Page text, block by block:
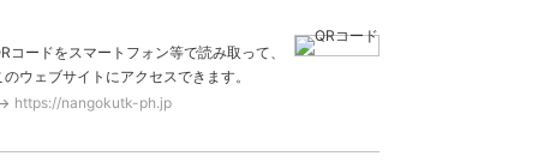
コードをスマートフォン等で読み取って、
のウェブサイトにアクセスできます。
https://nangokutk-ph.jp